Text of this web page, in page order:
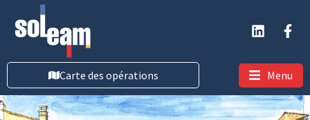
Carte des opérations Menu